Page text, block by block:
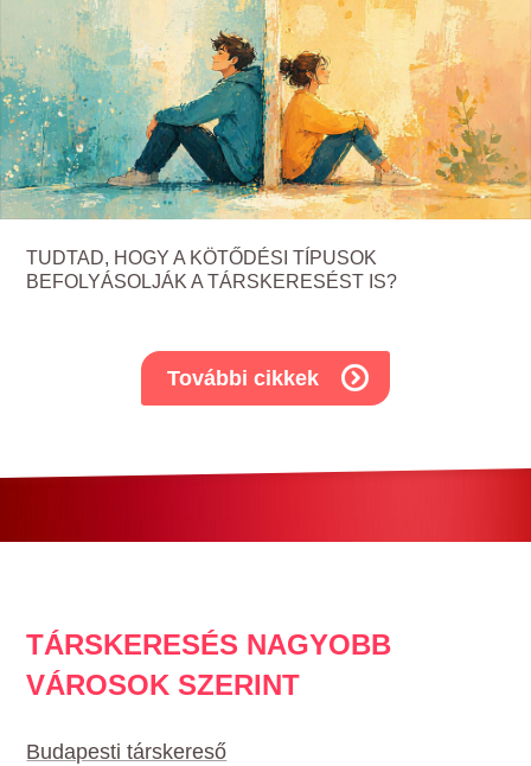
TUDTAD, HOGY A KÖTŐDÉSI TÍPUSOK
BEFOLYÁSOLJÁK A TÁRSKERESÉST IS?
További cikkek
TÁRSKERESÉS NAGYOBB
VÁROSOK SZERINT
Budapesti társkereső